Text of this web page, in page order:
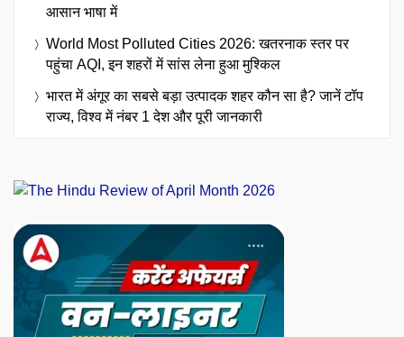
आसान भाषा में
World Most Polluted Cities 2026: खतरनाक स्तर पर
पहुंचा AQI, इन शहरों में सांस लेना हुआ मुश्किल
भारत में अंगूर का सबसे बड़ा उत्पादक शहर कौन सा है? जानें टॉप
राज्य, विश्व में नंबर 1 देश और पूरी जानकारी